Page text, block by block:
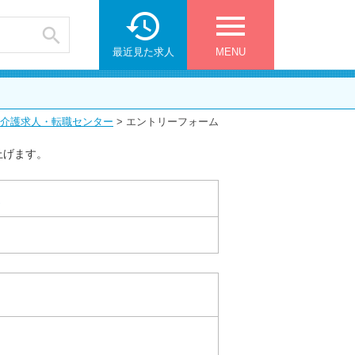
 menu
MENU

最近見た求人
護求人・転職センター > エントリーフォーム
ます。